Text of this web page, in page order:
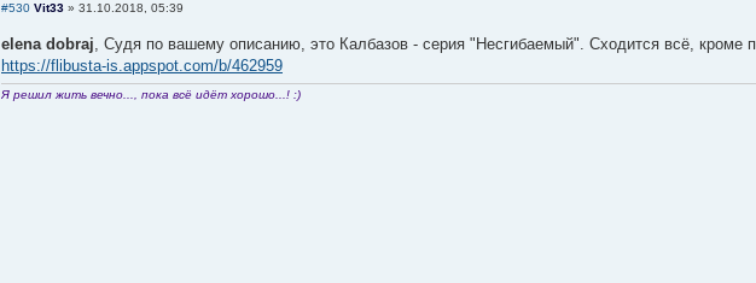
#530 Vit33 » 31.10.2018, 05:39
elena dobraj, Судя по вашему описанию, это Калбазов - серия "Несгибаемый". Сходится всё, кроме
https://flibusta-is.appspot.com/b/462959
Я решил жить вечно..., пока всё идёт хорошо...! :)